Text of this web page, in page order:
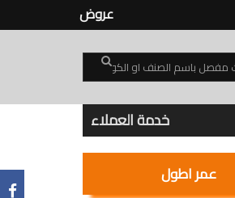
عروض
خدمة العملاء
عمر اطول